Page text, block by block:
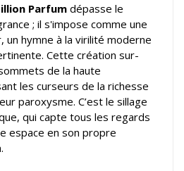
Parfum dépasse le
; il s'impose comme une
un hymne à la virilité moderne
Cette création sur-
de la haute
les curseurs de la richesse
paroxysme. C’est le sillage
qui capte tous les regards
espace en son propre